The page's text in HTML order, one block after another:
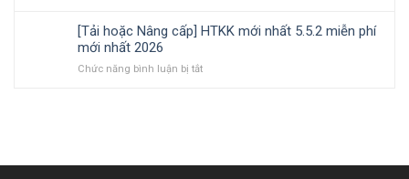
|
Video
dẫn
nắm
rõ
online
quản
Phần
kế
[Tải hoặc Nâng cấp] HTKK mới nhất 5.5.2 miễn phí
mới nhất 2026
Chức năng bình luận bị tắtở